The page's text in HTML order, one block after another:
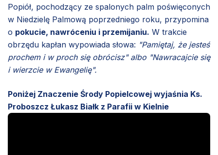
Popiół, pochodzący ze spalonych palm poświęconych
w Niedzielę Palmową poprzedniego roku, przypomina
o pokucie, nawróceniu i przemijaniu. W trakcie
obrzędu kapłan wypowiada słowa: "Pamiętaj, że jesteś
prochem i w proch się obrócisz" albo "Nawracajcie się
i wierzcie w Ewangelię".
Poniżej Znaczenie Środy Popielcowej wyjaśnia Ks.
Proboszcz Łukasz Białk z Parafii w Kielnie